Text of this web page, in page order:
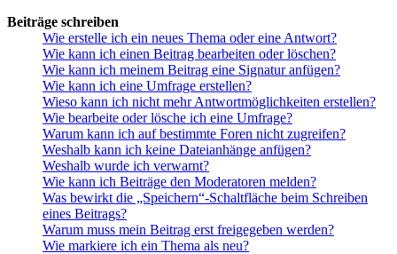
Beiträge schreiben
Wie erstelle ich ein neues Thema oder eine Antwort?
Wie kann ich einen Beitrag bearbeiten oder löschen?
Wie kann ich meinem Beitrag eine Signatur anfügen?
Wie kann ich eine Umfrage erstellen?
Wieso kann ich nicht mehr Antwortmöglichkeiten erstellen?
Wie bearbeite oder lösche ich eine Umfrage?
Warum kann ich auf bestimmte Foren nicht zugreifen?
Weshalb kann ich keine Dateianhänge anfügen?
Weshalb wurde ich verwarnt?
Wie kann ich Beiträge den Moderatoren melden?
Was bewirkt die „Speichern“-Schaltfläche beim Schreiben
eines Beitrags?
Warum muss mein Beitrag erst freigegeben werden?
Wie markiere ich ein Thema als neu?